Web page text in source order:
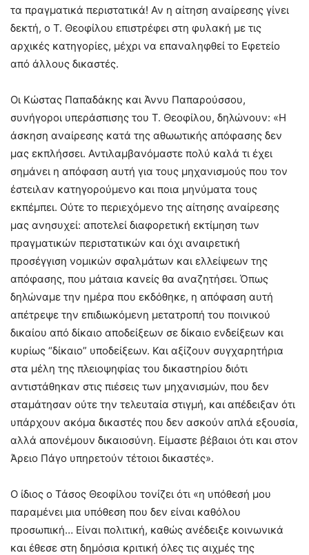
τα πραγματικά περιστατικά! Αν η αίτηση αναίρεσης γίνει
δεκτή, ο Τ. Θεοφίλου επιστρέφει στη φυλακή με τις
αρχικές κατηγορίες, μέχρι να επαναληφθεί το Εφετείο
από άλλους δικαστές.
Οι Κώστας Παπαδάκης και Άννυ Παπαρούσσου,
συνήγοροι υπεράσπισης του Τ. Θεοφίλου, δηλώνουν: «Η
άσκηση αναίρεσης κατά της αθωωτικής απόφασης δεν
μας εκπλήσσει. Αντιλαμβανόμαστε πολύ καλά τι έχει
σημάνει η απόφαση αυτή για τους μηχανισμούς που τον
έστειλαν κατηγορούμενο και ποια μηνύματα τους
εκπέμπει. Ούτε το περιεχόμενο της αίτησης αναίρεσης
μας ανησυχεί: αποτελεί διαφορετική εκτίμηση των
πραγματικών περιστατικών και όχι αναιρετική
προσέγγιση νομικών σφαλμάτων και ελλείψεων της
απόφασης, που μάταια κανείς θα αναζητήσει. Όπως
δηλώναμε την ημέρα που εκδόθηκε, η απόφαση αυτή
απέτρεψε την επιδιωκόμενη μετατροπή του ποινικού
δικαίου από δίκαιο αποδείξεων σε δίκαιο ενδείξεων και
κυρίως “δίκαιο” υποδείξεων. Και αξίζουν συγχαρητήρια
στα μέλη της πλειοψηφίας του δικαστηρίου διότι
αντιστάθηκαν στις πιέσεις των μηχανισμών, που δεν
σταμάτησαν ούτε την τελευταία στιγμή, και απέδειξαν ότι
υπάρχουν ακόμα δικαστές που δεν ασκούν απλά εξουσία,
αλλά απονέμουν δικαιοσύνη. Είμαστε βέβαιοι ότι και στον
Άρειο Πάγο υπηρετούν τέτοιοι δικαστές».
Ο ίδιος ο Τάσος Θεοφίλου τονίζει ότι «η υπόθεσή μου
παραμένει μια υπόθεση που δεν είναι καθόλου
προσωπική… Είναι πολιτική, καθώς ανέδειξε κοινωνικά
και έθεσε στη δημόσια κριτική όλες τις αιχμές της